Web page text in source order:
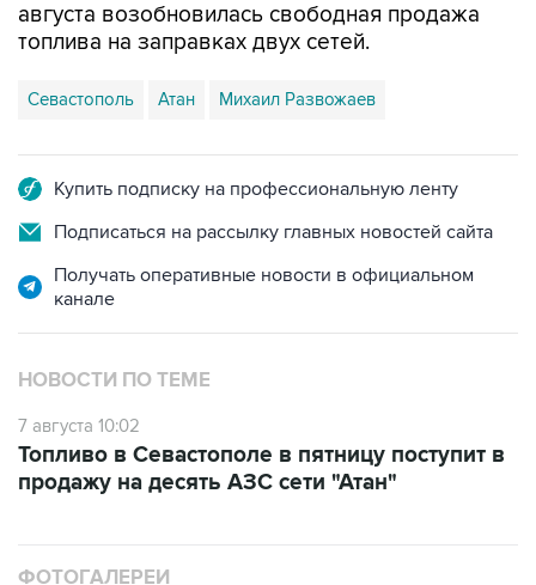
Севастополь Атан Михаил Развожаев
Подписаться на рассылку главных новостей сайта
Получать оперативные новости в официальном
НОВОСТИ ПО ТЕМЕ
7 августа 10:02
продажу на десять АЗС сети "Атан"